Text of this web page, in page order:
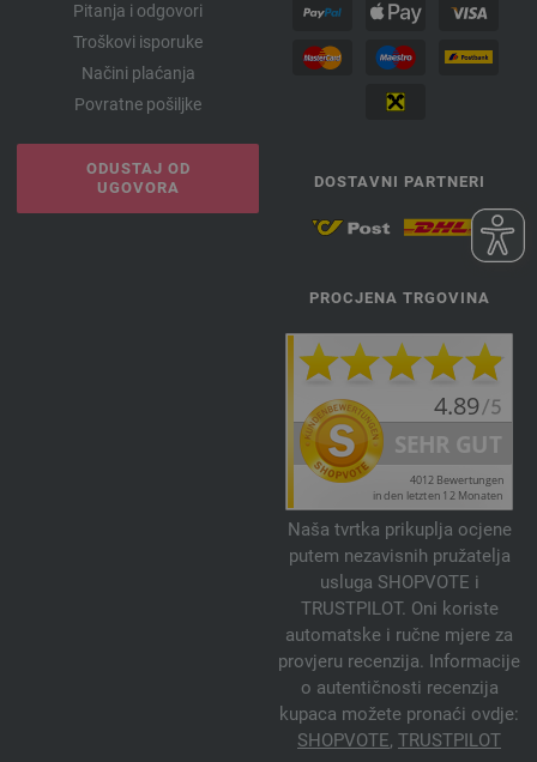
Pitanja i odgovori
Troškovi isporuke
Načini plaćanja
Povratne pošiljke
ODUSTAJ OD
UGOVORA
DOSTAVNI PARTNERI
PROCJENA TRGOVINA
Naša tvrtka prikuplja ocjene
putem nezavisnih pružatelja
usluga SHOPVOTE i
TRUSTPILOT. Oni koriste
automatske i ručne mjere za
provjeru recenzija. Informacije
o autentičnosti recenzija
kupaca možete pronaći ovdje:
SHOPVOTE, TRUSTPILOT